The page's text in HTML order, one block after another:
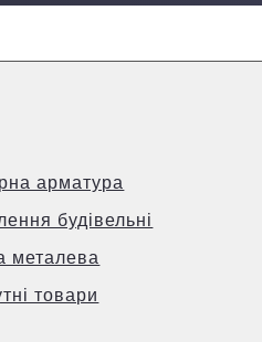
під час монтажу
та механічних
кліматичних умовах, включаючи
навколишнє середовище та
ребрами жорсткості.
більшу жорсткість ніж ПК-20
арматура
будівельні
металева
товари